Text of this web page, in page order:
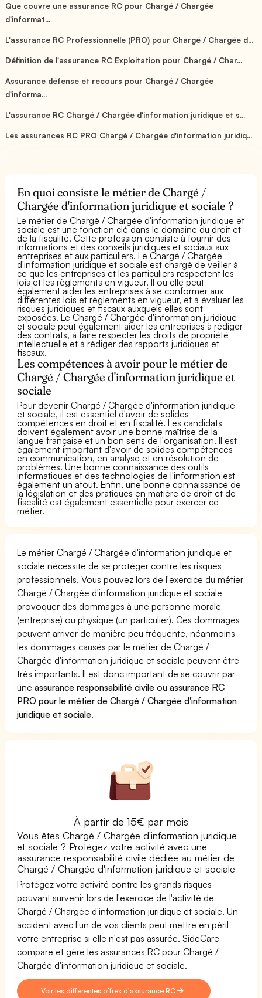
Que couvre une assurance RC pour Chargé / Chargée
d'informat...
L'assurance RC Professionnelle (PRO) pour Chargé / Chargée d...
Définition de l'assurance RC Exploitation pour Chargé / Char...
Assurance défense et recours pour Chargé / Chargée
d'informa...
L'assurance RC Chargé / Chargée d'information juridique et s...
Les assurances RC PRO Chargé / Chargée d'information juridiq...
En quoi consiste le métier de Chargé /
Chargée d'information juridique et sociale ?
Le métier de Chargé / Chargée d'information juridique et
sociale est une fonction clé dans le domaine du droit et
de la fiscalité. Cette profession consiste à fournir des
informations et des conseils juridiques et sociaux aux
entreprises et aux particuliers. Le Chargé / Chargée
d'information juridique et sociale est chargé de veiller à
ce que les entreprises et les particuliers respectent les
lois et les règlements en vigueur. Il ou elle peut
également aider les entreprises à se conformer aux
différentes lois et règlements en vigueur, et à évaluer les
risques juridiques et fiscaux auxquels elles sont
exposées. Le Chargé / Chargée d'information juridique
et sociale peut également aider les entreprises à rédiger
des contrats, à faire respecter les droits de propriété
intellectuelle et à rédiger des rapports juridiques et
fiscaux.
Les compétences à avoir pour le métier de
Chargé / Chargée d'information juridique et
sociale
Pour devenir Chargé / Chargée d'information juridique
et sociale, il est essentiel d'avoir de solides
compétences en droit et en fiscalité. Les candidats
doivent également avoir une bonne maîtrise de la
langue française et un bon sens de l'organisation. Il est
également important d'avoir de solides compétences
en communication, en analyse et en résolution de
problèmes. Une bonne connaissance des outils
informatiques et des technologies de l'information est
également un atout. Enfin, une bonne connaissance de
la législation et des pratiques en matière de droit et de
fiscalité est également essentielle pour exercer ce
métier.
Le métier Chargé / Chargée d'information juridique et
sociale nécessite de se protéger contre les risques
professionnels. Vous pouvez lors de l'exercice du métier
Chargé / Chargée d'information juridique et sociale
provoquer des dommages à une personne morale
(entreprise) ou physique (un particulier). Ces dommages
peuvent arriver de manière peu fréquente, néanmoins
les dommages causés par le métier de Chargé /
Chargée d'information juridique et sociale peuvent être
très importants. Il est donc important de se couvrir par
uneassurance responsabilité civile ouassurance RC
PRO pour le métier de Chargé / Chargée d'information
juridique et sociale.
À partir de 15€ par mois
Vous êtes Chargé / Chargée d'information juridique
et sociale ? Protégez votre activité avec une
assurance responsabilité civile dédiée au métier de
Chargé / Chargée d'information juridique et sociale
Protégez votre activité contre les grands risques
pouvant survenir lors de l'exercice de l'activité de
Chargé / Chargée d'information juridique et sociale. Un
accident avec l'un de vos clients peut mettre en péril
votre entreprise si elle n'est pas assurée. SideCare
compare et gère les assurances RC pour Chargé /
Chargée d'information juridique et sociale.
Voir les différentes offres d'assurance RC